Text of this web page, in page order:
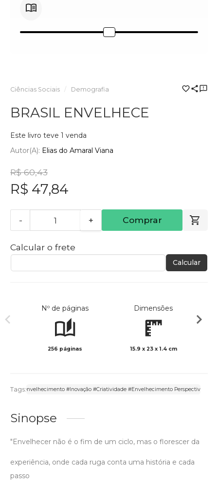
Ciências Sociais Demografia
BRASIL ENVELHECE
Este livro teve 1 venda
Autor(a): Elias do Amaral Viana
R$ 60,43
R$ 47,84
- + Comprar
Calcular o frete
Calcular
Nº de páginas
256 páginas
Dimensões
15.9 x 23 x 1.4 cm
Tags: #Inovação #Criatividade #Envelhecimento
Sinopse
"Envelhecer não é o fim de um ciclo, mas o florescer da
experiência, onde cada ruga conta uma história e cada
passo